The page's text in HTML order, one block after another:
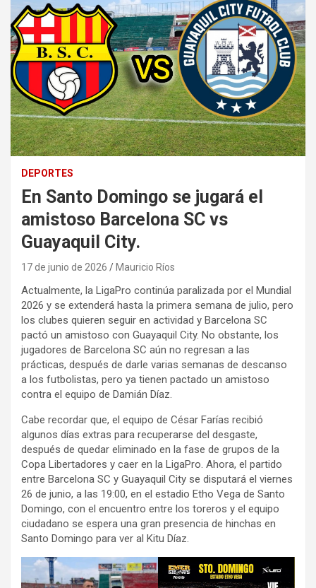
DEPORTES
En Santo Domingo se jugará el
amistoso Barcelona SC vs
Guayaquil City.
17 de junio de 2026 Mauricio Ríos
Actualmente, la LigaPro continúa paralizada por el Mundial
2026 y se extenderá hasta la primera semana de julio, pero
los clubes quieren seguir en actividad y Barcelona SC
pactó un amistoso con Guayaquil City. No obstante, los
jugadores de Barcelona SC aún no regresan a las
prácticas, después de darle varias semanas de descanso
a los futbolistas, pero ya tienen pactado un amistoso
contra el equipo de Damián Díaz.
Cabe recordar que, el equipo de César Farías recibió
algunos días extras para recuperarse del desgaste,
después de quedar eliminado en la fase de grupos de la
Copa Libertadores y caer en la LigaPro. Ahora, el partido
entre Barcelona SC y Guayaquil City se disputará el viernes
26 de junio, a las 19:00, en el estadio Etho Vega de Santo
Domingo, con el encuentro entre los toreros y el equipo
ciudadano se espera una gran presencia de hinchas en
Santo Domingo para ver al Kitu Díaz.